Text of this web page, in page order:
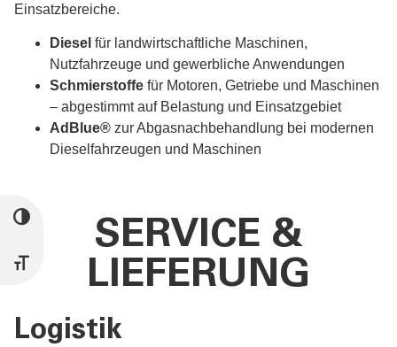
UMSCHALTEN AUF HOHE KONTRASTE
SCHRIFT VERGRÖSSERN
Einsatzbereiche.
Diesel für landwirtschaftliche Maschinen,
Nutzfahrzeuge und gewerbliche Anwendungen
Schmierstoffe für Motoren, Getriebe und Maschinen
– abgestimmt auf Belastung und Einsatzgebiet
AdBlue® zur Abgasnachbehandlung bei modernen
Dieselfahrzeugen und Maschinen
SERVICE &
LIEFERUNG
Logistik